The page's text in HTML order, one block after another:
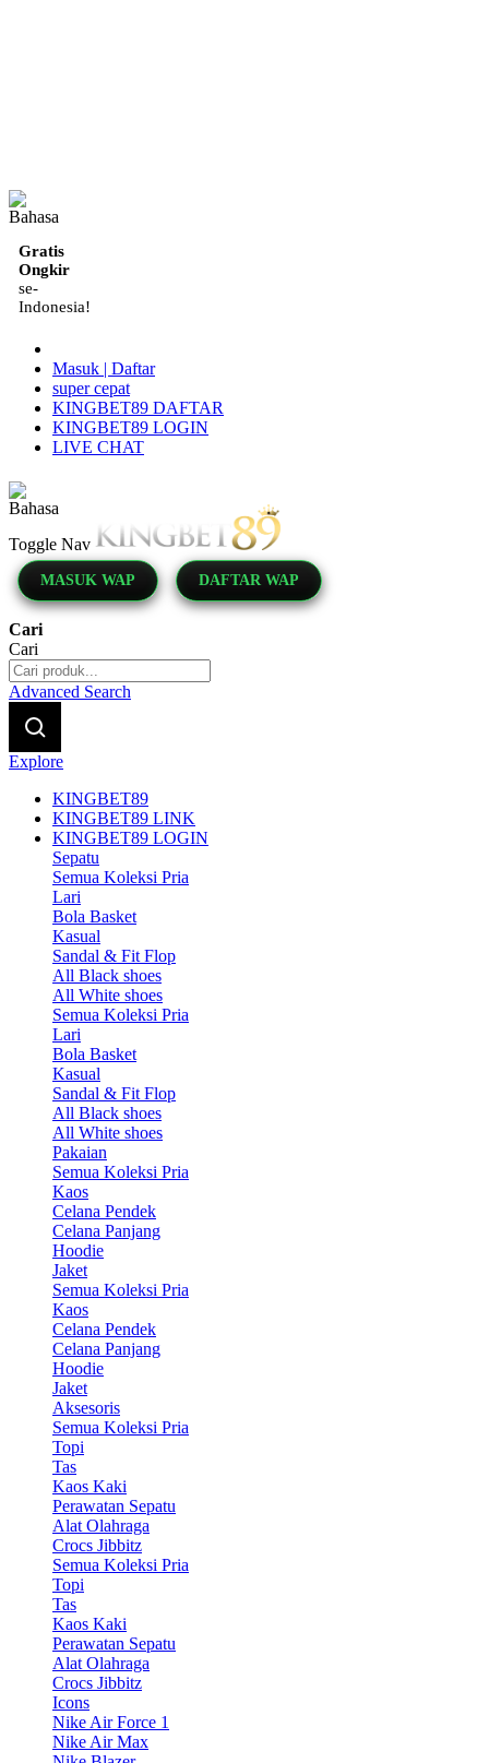
Gratis
Ongkir
se-
Indonesia!
Masuk | Daftar
super cepat
KINGBET89 DAFTAR
KINGBET89 LOGIN
LIVE CHAT
Toggle Nav
MASUK WAP DAFTAR WAP
Cari
Cari
Advanced Search
Explore
KINGBET89
KINGBET89 LINK
KINGBET89 LOGIN
Sepatu
Semua Koleksi Pria
Lari
Bola Basket
Kasual
Sandal & Fit Flop
All Black shoes
All White shoes
Semua Koleksi Pria
Lari
Bola Basket
Kasual
Sandal & Fit Flop
All Black shoes
All White shoes
Pakaian
Semua Koleksi Pria
Kaos
Celana Pendek
Celana Panjang
Hoodie
Jaket
Semua Koleksi Pria
Kaos
Celana Pendek
Celana Panjang
Hoodie
Jaket
Aksesoris
Semua Koleksi Pria
Topi
Tas
Kaos Kaki
Perawatan Sepatu
Alat Olahraga
Crocs Jibbitz
Semua Koleksi Pria
Topi
Tas
Kaos Kaki
Perawatan Sepatu
Alat Olahraga
Crocs Jibbitz
Icons
Nike Air Force 1
Nike Air Max